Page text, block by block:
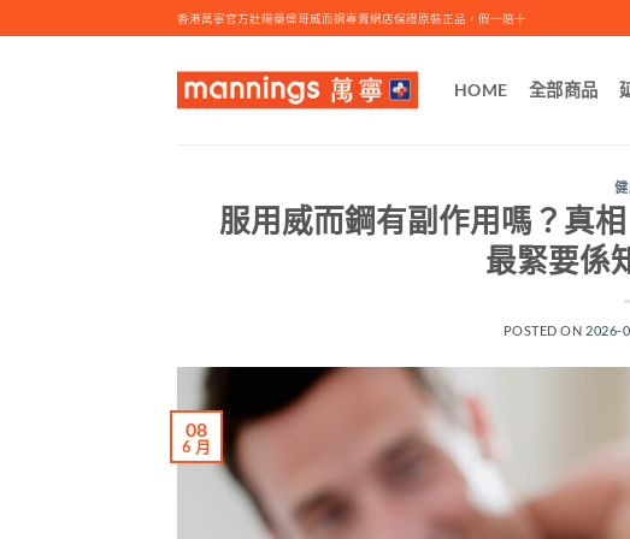
to
香港萬寧官方壯陽藥偉哥威而鋼專賣網店保證原裝正品，假一賠十
HOME 全部商品
服用威而鋼有副作用嗎？真
最緊要係
POSTED ON 2026-
08
6 月